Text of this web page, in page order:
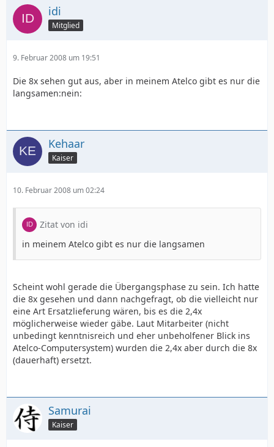
idi
Mitglied
9. Februar 2008 um 19:51
Die 8x sehen gut aus, aber in meinem Atelco gibt es nur die
langsamen:nein:
Kehaar
Kaiser
10. Februar 2008 um 02:24
Zitat von idi
in meinem Atelco gibt es nur die langsamen
Scheint wohl gerade die Übergangsphase zu sein. Ich hatte
die 8x gesehen und dann nachgefragt, ob die vielleicht nur
eine Art Ersatzlieferung wären, bis es die 2,4x
möglicherweise wieder gäbe. Laut Mitarbeiter (nicht
unbedingt kenntnisreich und eher unbeholfener Blick ins
Atelco-Computersystem) wurden die 2,4x aber durch die 8x
(dauerhaft) ersetzt.
Samurai
Kaiser